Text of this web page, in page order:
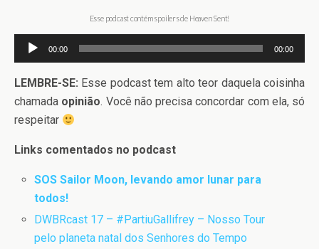
Esse podcast contém spoilers de Heaven Sent!
Tocador
de
áudio
00:00 00:00
LEMBRE-SE: Esse podcast tem alto teor daquela coisinha
chamada opinião. Você não precisa concordar com ela, só
respeitar
Links comentados no podcast
SOS Sailor Moon, levando amor lunar para
todos!
DWBRcast 17 – #PartiuGallifrey – Nosso Tour
pelo planeta natal dos Senhores do Tempo